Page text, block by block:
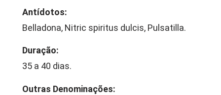
Antídotos:
Belladona, Nitric spiritus dulcis, Pulsatilla.
Duração:
35 a 40 dias.
Outras Denominações: